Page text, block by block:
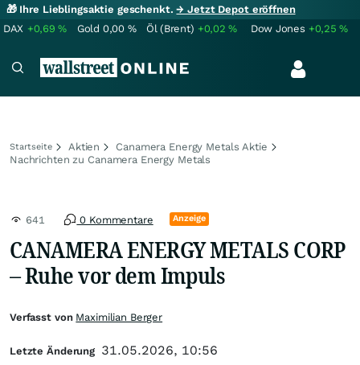
🎁 Ihre Lieblingsaktie geschenkt.→ Jetzt Depot eröffnen
DAX +0,69% Gold 0,00 % Öl (Brent) +0,02% Dow Jones +0,25%
Startseite Aktien
Canamera Energy Metals Aktie
Nachrichten zu Canamera Energy Metals
641 0 Kommentare Anzeige
CANAMERA ENERGY METALS CORP
– Ruhe vor dem Impuls
Verfasst von Maximilian Berger
Letzte Änderung 31.05.2026, 10:56